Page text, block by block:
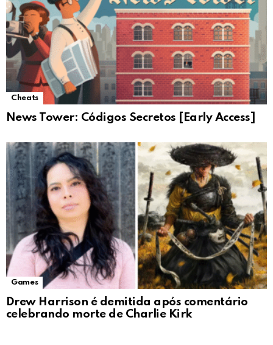
Cheats
News Tower: Códigos Secretos [Early Access]
Games
Drew Harrison é demitida após comentário
celebrando morte de Charlie Kirk